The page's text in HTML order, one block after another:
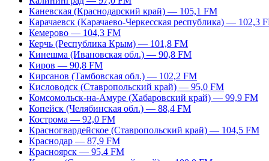
Каневская (Краснодарский край) — 105,1 FM
Карачаевск (Карачаево-Черкесская республика) — 102,3
Кемерово — 104,3 FM
Керчь (Республика Крым) — 101,8 FM
Кинешма (Ивановская обл.) — 90,8 FM
Киров — 90,8 FM
Кирсанов (Тамбовская обл.) — 102,2 FM
Кисловодск (Ставропольский край) — 95,0 FM
Комсомольск-на-Амуре (Хабаровский край) — 99,9 FM
Копейск (Челябинская обл.) — 88,4 FM
Кострома — 92,0 FM
Красногвардейское (Ставропольский край) — 104,5 FM
Краснодар — 87,9 FM
Красноярск — 95,4 FM